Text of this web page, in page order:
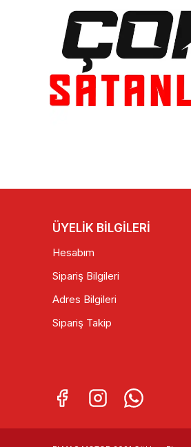
SYM Jet 14 200 Yarı Metalik Arka Fren Balatası (19/21) Braking 808SM1
ÜYELİK BİLGİLERİ
Hesabım
Sipariş Bilgileri
Adres Bilgileri
Sipariş Takip